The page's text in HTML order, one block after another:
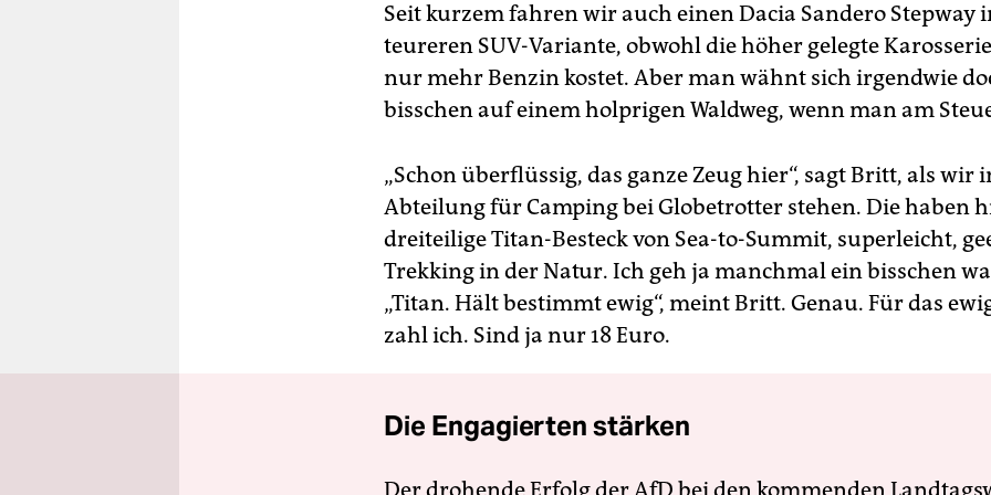
Seit kurzem fahren wir auch einen Dacia Sandero Stepway
teureren SUV-Variante, obwohl die höher gelegte
nur mehr Benzin kostet. Aber man wähnt sich irgendwie
bisschen auf einem holprigen Waldweg, wenn man am
„Schon überflüssig, das ganze Zeug hier“, sagt Britt, als wir
Abteilung für Camping bei Globetrotter stehen. Die haben
dreiteilige Titan-Besteck von Sea-to-Summit, superleicht,
Trekking in der Natur. Ich geh ja manchmal ein bisschen
„Titan. Hält bestimmt ewig“, meint Britt. Genau. Für das
zahl ich. Sind ja nur 18 Euro.
Die Engagierten stärken
Der drohende Erfolg der AfD bei den kommenden